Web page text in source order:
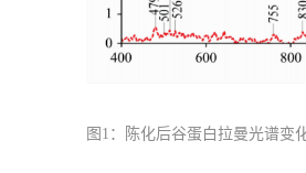
图1：陈化后谷蛋白拉曼光谱变